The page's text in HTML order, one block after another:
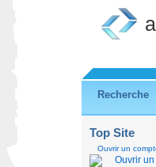
Recherche
Top Site
Ouvrir un